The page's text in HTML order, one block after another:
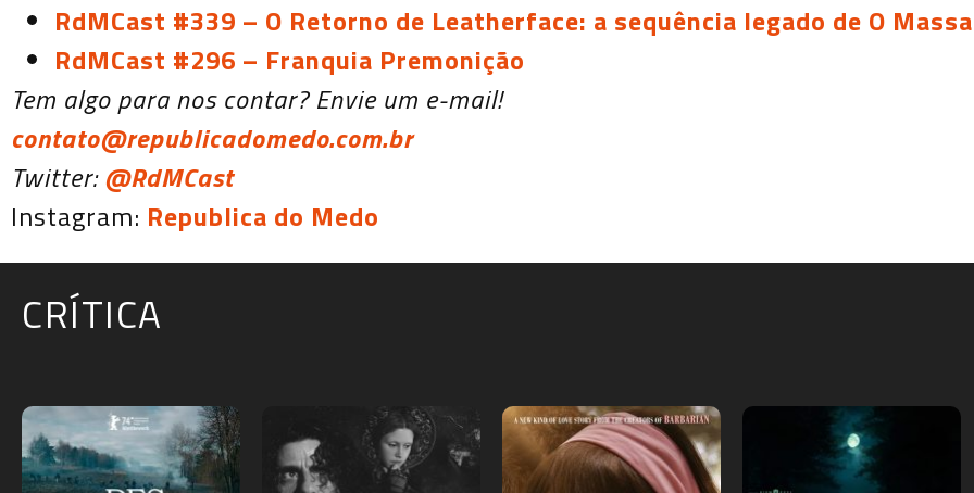
RdMCast #339 – O Retorno de Leatherface: a sequência legado de O
RdMCast #296 – Franquia Premonição
Tem algo para nos contar? Envie um e-mail!
contato@republicadomedo.com.br
Twitter:@RdMCast
Instagram: Republica do Medo
CRÍTICA